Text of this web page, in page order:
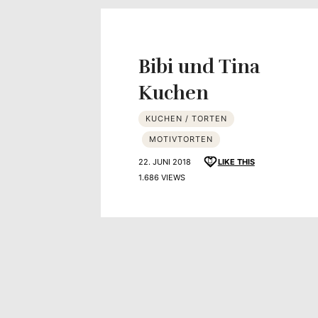
zeigt
Ihren
Bibi und Tina
Kuchen
KUCHEN / TORTEN
MOTIVTORTEN
22. JUNI 2018
LIKE THIS
1.686 VIEWS